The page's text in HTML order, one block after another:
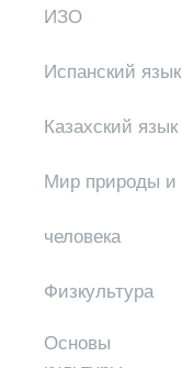
ИЗО
Испанский язык
Казахский язык
Мир природы и
человека
Физкультура
Основы